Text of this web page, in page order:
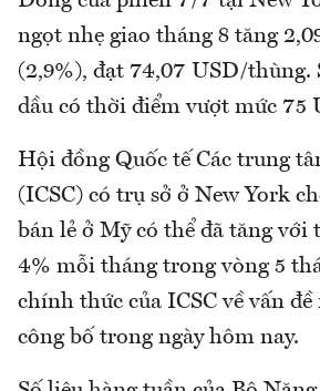
ngọt nhẹ giao tháng 8 tăng
(2,9%), đạt 74,07 USD/thùng.
dầu có thời điểm vượt mức 75
Hội đồng Quốc tế Các trung
(ICSC) có trụ sở ở New York
bán lẻ ở Mỹ có thể đã tăng với
4% mỗi tháng trong vòng 5
chính thức của ICSC về vấn đề
công bố trong ngày hôm nay.